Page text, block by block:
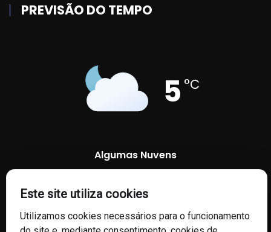
PREVISÃO DO TEMPO
5 °C
Algumas Nuvens
Este site utiliza cookies
Utilizamos cookies necessários para o funcionamento